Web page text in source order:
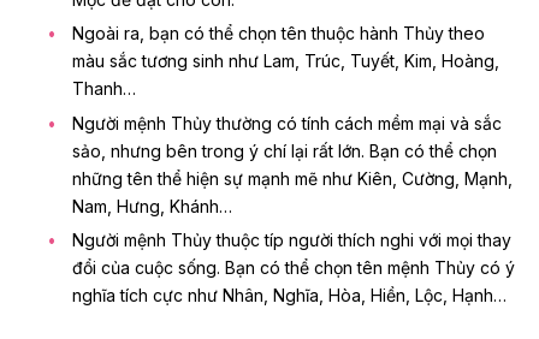
Ngoài ra, bạn có thể chọn tên thuộc hành Thủy theo
màu sắc tương sinh như Lam, Trúc, Tuyết, Kim, Hoàng,
Thanh…
Người mệnh Thủy thường có tính cách mềm mại và sắc
sảo, nhưng bên trong ý chí lại rất lớn. Bạn có thể chọn
những tên thể hiện sự mạnh mẽ như Kiên, Cường, Mạnh,
Nam, Hưng, Khánh…
Người mệnh Thủy thuộc típ người thích nghi với mọi thay
đổi của cuộc sống. Bạn có thể chọn tên mệnh Thủy có ý
nghĩa tích cực như Nhân, Nghĩa, Hòa, Hiền, Lộc, Hạnh…